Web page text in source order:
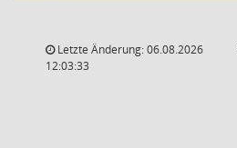
Letzte Änderung: 06.08.2026
12:03:33